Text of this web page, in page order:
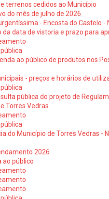
terrenos cedidos ao Município
do mês de julho de 2026
- Encosta do Castelo -
data de vistoria e prazo para
ao público de produtos nos
- preços e horários de
pública do projeto de
Torres Vedras
do Município de Torres Vedras -
2026
ao público